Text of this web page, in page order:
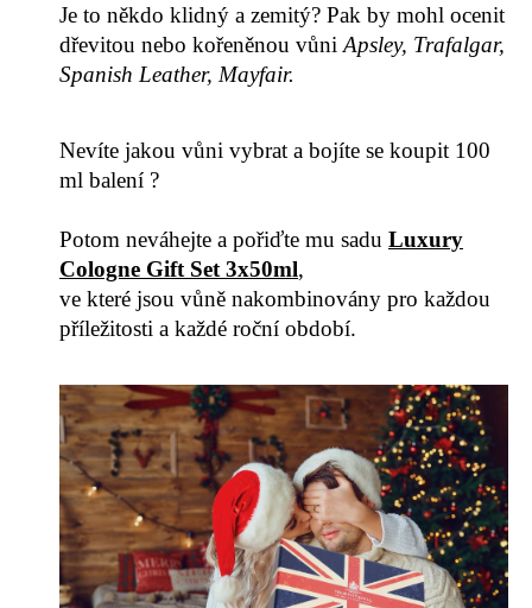
Je to někdo klidný a zemitý? Pak by mohl ocenit
dřevitou nebo kořeněnou vůni Apsley, Trafalgar,
Spanish Leather, Mayfair.
Nevíte jakou vůni vybrat a bojíte se koupit 100
ml balení ?
Potom neváhejte a pořiďte mu sadu Luxury
Cologne Gift Set 3x50ml,
ve které jsou vůně nakombinovány pro každou
příležitosti a každé roční období.